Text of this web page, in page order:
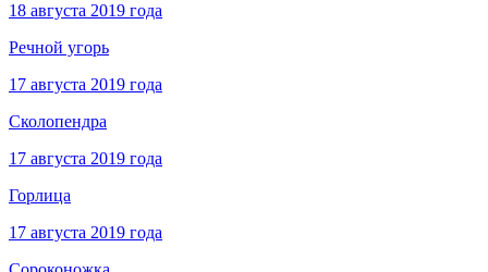
18 августа 2019 года
Речной угорь
17 августа 2019 года
Сколопендра
17 августа 2019 года
Горлица
17 августа 2019 года